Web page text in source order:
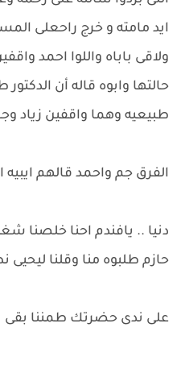
ايد مامته و خرج راحعلى
ولاقى باباه واللوا احمد
حالتها وابوه قاله أن
طبيعيه وهما واقفين زياد
الفرق جم واحمد قالهم ايبيه
دنيا .. يافندم احنا خلصنا
حازم طلبوه منا وقلنا ليحيى
على ندى حضرتك طمننا بقى